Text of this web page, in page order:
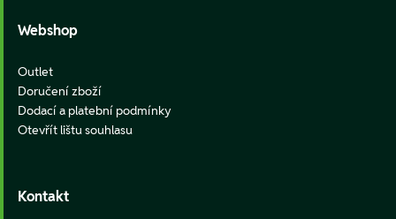
Webshop
Outlet
Doručení zboží
Dodací a platební podmínky
Otevřít lištu souhlasu
Kontakt